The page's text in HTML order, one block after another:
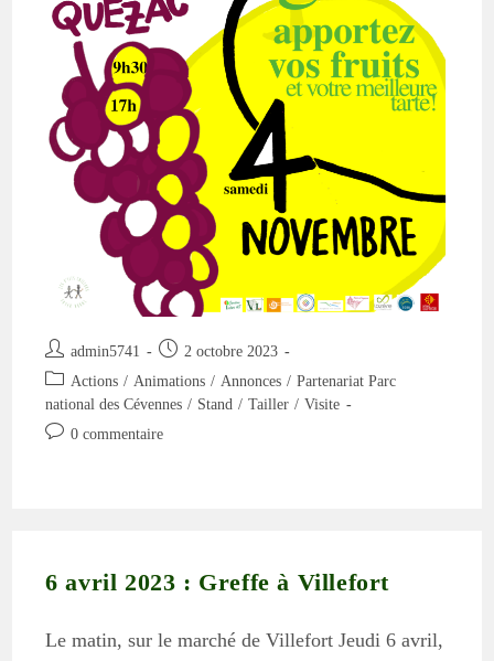
Auteur/autrice
de
publication :
admin5741
Publication
publiée :
2 octobre 2023
Post
category:
Actions / Animations / Annonces / Partenariat Parc
national des Cévennes / Stand / Tailler / Visite
Commentaires
0 commentaire
6 avril 2023 : Greffe à Villefort
Le matin, sur le marché de Villefort Jeudi 6 avril,